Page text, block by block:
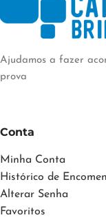
Ajudamos a fazer
prova
Conta
Minha Conta
Histórico de
Alterar Senha
Favoritos